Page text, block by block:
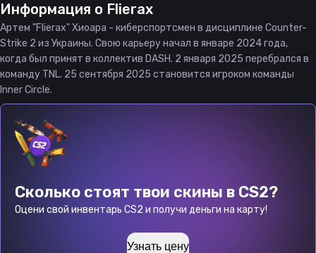
Информация о Flierax
Артем "Flierax" Хиоара - киберспортсмен в дисциплине Counter-
Strike 2 из Украины. Свою карьеру начал в январе 2024 года,
когда был принят в коллектив DASH. 2 января 2025 перебрался в
команду TNL. 25 сентября 2025 становится игроком команды
Inner Circle.
Сколько стоят твои скины в CS2?
Оцени свой инвентарь CS2 и получи деньги на карту!
Узнать цену